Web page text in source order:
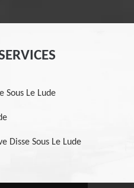
Sous Le Lude
Disse Sous Le Lude